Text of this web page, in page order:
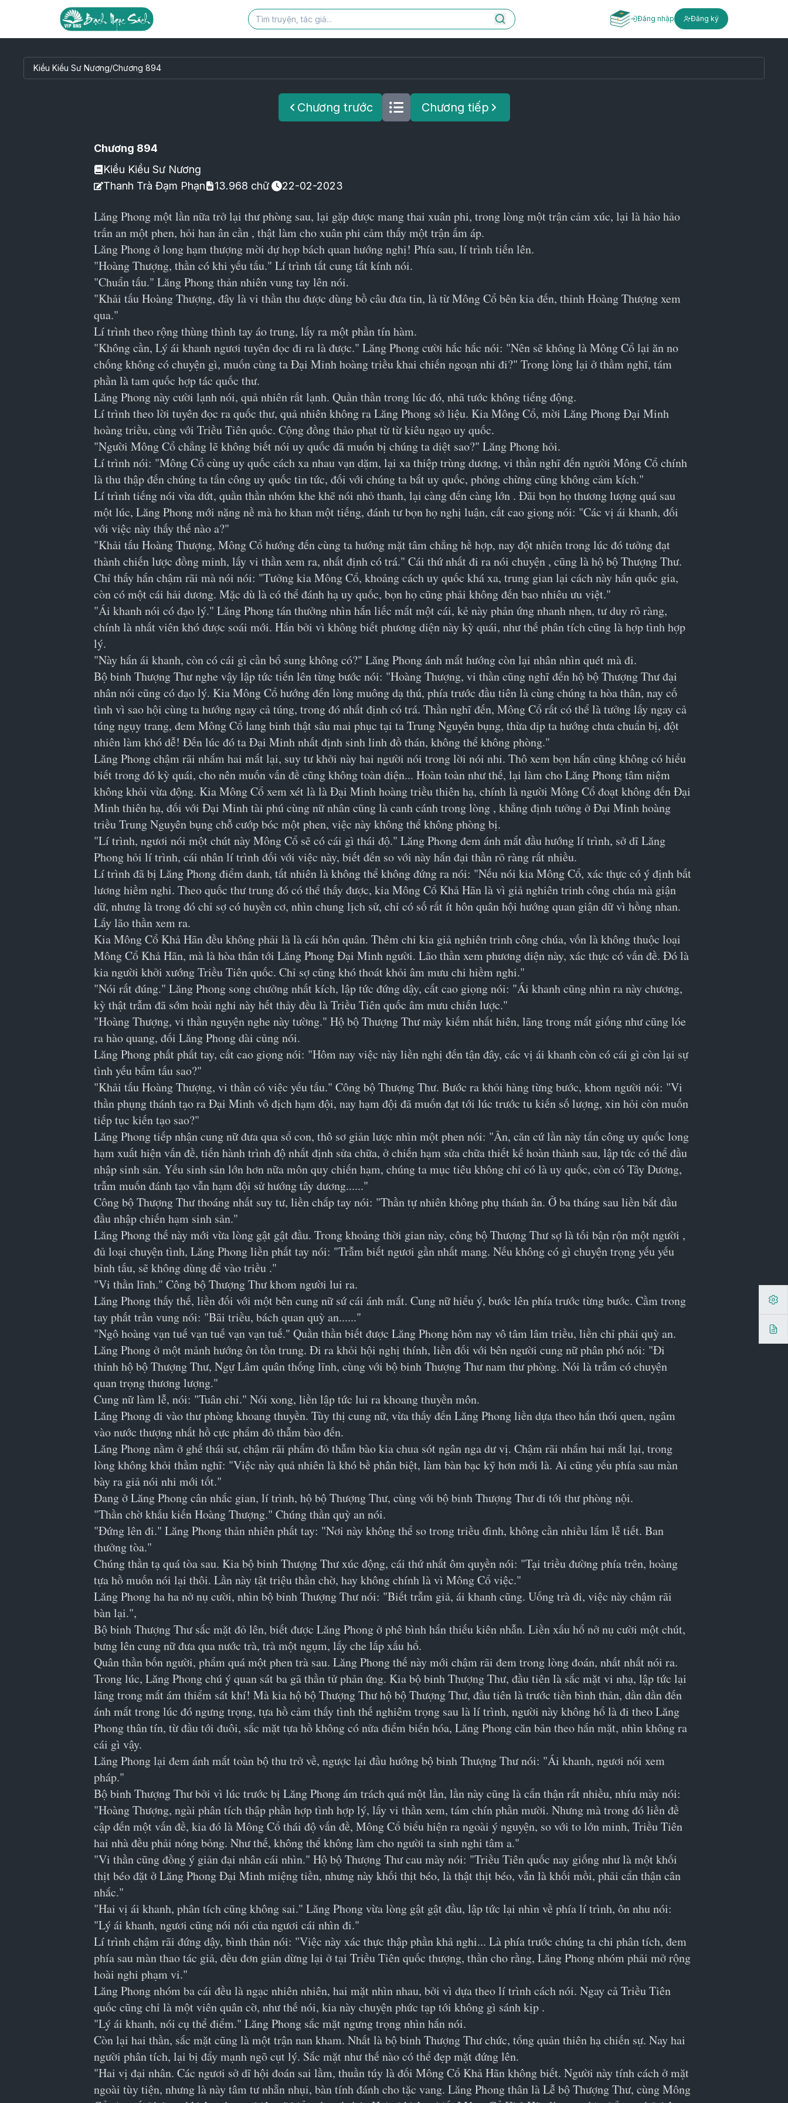
Đăng nhập Đăng ký
Kiều Kiều Sư Nương/Chương 894
Chương trước Chương tiếp
Chương 894
Kiều Kiều Sư Nương
Thanh Trà Đạm Phạn
13.968 chữ 22-02-2023
Lăng Phong một lần nữa trở lại thư phòng sau, lại gặp được mang thai xuân phi, trong lòng một trận cảm xúc, lại là hảo hảo
trấn an một phen, hỏi han ân cần , thật làm cho xuân phi cảm thấy một trận ấm áp.
Lăng Phong ở long hạm thượng mời dự họp bách quan hướng nghị! Phía sau, lí trình tiến lên.
"Hoàng Thượng, thần có khi yếu tấu." Lí trình tất cung tất kính nói.
"Chuẩn tấu." Lăng Phong thản nhiên vung tay lên nói.
"Khải tấu Hoàng Thượng, đây là vi thần thu được dùng bồ câu đưa tin, là từ Mông Cổ bên kia đến, thỉnh Hoàng Thượng xem
qua."
Lí trình theo rộng thùng thình tay áo trung, lấy ra một phần tín hàm.
"Không cần, Lý ái khanh ngươi tuyên đọc đi ra là được." Lăng Phong cười hắc hắc nói: "Nên sẽ không là Mông Cổ lại ăn no
chống không có chuyện gì, muốn cùng ta Đại Minh hoàng triều khai chiến ngoạn nhi đi?" Trong lòng lại ở thầm nghĩ, tám
phần là tam quốc hợp tác quốc thư.
Lăng Phong này cười lạnh nói, quả nhiên rất lạnh. Quần thần trong lúc đó, nhã tước không tiếng động.
Lí trình theo lời tuyên đọc ra quốc thư, quả nhiên không ra Lăng Phong sở liệu. Kia Mông Cổ, mời Lăng Phong Đại Minh
hoàng triều, cùng với Triều Tiên quốc. Cộng đồng thảo phạt từ từ kiêu ngạo uy quốc.
"Người Mông Cổ chẳng lẽ không biết nói uy quốc đã muốn bị chúng ta diệt sao?" Lăng Phong hỏi.
Lí trình nói: "Mông Cổ cùng uy quốc cách xa nhau vạn dặm, lại xa thiệp trùng dương, vi thần nghĩ đến người Mông Cổ chính
là thu thập đến chúng ta tấn công uy quốc tin tức, đối với chúng ta bắt uy quốc, phỏng chừng cũng không cảm kích."
Lí trình tiếng nói vừa dứt, quần thần nhóm khe khẽ nói nhỏ thanh, lại càng đến càng lớn . Đãi bọn họ thương lượng quá sau
một lúc, Lăng Phong mới nặng nề mà ho khan một tiếng, đánh tư bọn họ nghị luận, cất cao giọng nói: "Các vị ái khanh, đối
với việc này thấy thế nào a?"
"Khải tấu Hoàng Thượng, Mông Cổ hướng đến cùng ta hướng mặt tâm chẳng hề hợp, nay đột nhiên trong lúc đó tưởng đạt
thành chiến lược đồng minh, lấy vi thần xem ra, nhất định có trá." Cái thứ nhất đi ra nói chuyện , cũng là hộ bộ Thượng Thư.
Chỉ thấy hắn chậm rãi mà nói nói: "Tưởng kia Mông Cổ, khoảng cách uy quốc khá xa, trung gian lại cách này hắn quốc gia,
còn có một cái hải dương. Mặc dù là có thể đánh hạ uy quốc, bọn họ cũng phải không đến bao nhiêu ưu việt."
"Ái khanh nói có đạo lý." Lăng Phong tán thưởng nhìn hắn liếc mắt một cái, kẻ này phản ứng nhanh nhẹn, tư duy rõ ràng,
chính là nhất viên khó được soái mới. Hắn bởi vì không biết phương diện này kỳ quái, như thế phân tích cũng là hợp tình hợp
lý.
"Này hắn ái khanh, còn có cái gì cần bổ sung không có?" Lăng Phong ánh mắt hướng còn lại nhân nhìn quét mà đi.
Bộ binh Thượng Thư nghe vậy lập tức tiến lên từng bước nói: "Hoàng Thượng, vi thần cũng nghĩ đến hộ bộ Thượng Thư đại
nhân nói cũng có đạo lý. Kia Mông Cổ hướng đến lòng muông dạ thú, phía trước đầu tiên là cùng chúng ta hòa thân, nay cố
tình vì sao hội cùng ta hướng ngay cả túng, trong đó nhất định có trá. Thần nghĩ đến, Mông Cổ rất có thể là tưởng lấy ngay cả
túng ngụy trang, đem Mông Cổ lang binh thật sâu mai phục tại ta Trung Nguyên bụng, thừa dịp ta hướng chưa chuẩn bị, đột
nhiên làm khó dễ! Đến lúc đó ta Đại Minh nhất định sinh linh đồ thán, không thể không phòng."
Lăng Phong chậm rãi nhắm hai mắt lại, suy tư khởi này hai người nói trong lời nói nhi. Thô xem bọn hắn cũng không có hiểu
biết trong đó kỳ quái, cho nên muốn vấn đề cũng không toàn diện... Hoàn toàn như thế, lại làm cho Lăng Phong tâm niệm
không khỏi vừa động. Kia Mông Cổ xem xét là là Đại Minh hoàng triều thiên hạ, chính là người Mông Cổ đoạt không đến Đại
Minh thiên hạ, đối với Đại Minh tài phú cùng nữ nhân cũng là canh cánh trong lòng , khẳng định tưởng ở Đại Minh hoàng
triều Trung Nguyên bụng chỗ cướp bóc một phen, việc này không thể không phòng bị.
"Lí trình, ngươi nói một chút này Mông Cổ sẽ có cái gì thái độ." Lăng Phong đem ánh mắt đầu hướng lí trình, sở dĩ Lăng
Phong hỏi lí trình, cái nhân lí trình đối với việc này, biết đến so với này hắn đại thần rõ ràng rất nhiều.
Lí trình đã bị Lăng Phong điểm danh, tất nhiên là không thể không đứng ra nói: "Nếu nói kia Mông Cổ, xác thực có ý định bất
lương hiềm nghi. Theo quốc thư trung đó có thể thấy được, kia Mông Cổ Khả Hãn là vì giả nghiên trinh công chúa mà giận
dữ, nhưng là trong đó chỉ sợ có huyền cơ, nhìn chung lịch sử, chỉ có số rất ít hôn quân hội hướng quan giận dữ vì hồng nhan.
Lấy lão thần xem ra.
Kia Mông Cổ Khả Hãn đều không phải là là cái hôn quân. Thêm chi kia giả nghiên trinh công chúa, vốn là không thuộc loại
Mông Cổ Khả Hãn, mà là hòa thân tới Lăng Phong Đại Minh người. Lão thần xem phương diện này, xác thực có vấn đề. Đó là
kia người khởi xướng Triều Tiên quốc. Chỉ sợ cũng khó thoát khỏi âm mưu chi hiềm nghi."
"Nói rất đúng." Lăng Phong song chưởng nhất kích, lập tức đứng dậy, cất cao giọng nói: "Ái khanh cũng nhìn ra này chương,
kỳ thật trẫm đã sớm hoài nghi này hết thảy đều là Triều Tiên quốc âm mưu chiến lược."
"Hoàng Thượng, vi thần nguyện nghe này tường." Hộ bộ Thượng Thư mày kiếm nhất hiên, lãng trong mắt giống như cũng lóe
ra hào quang, đối Lăng Phong dài củng nói.
Lăng Phong phất phất tay, cất cao giọng nói: "Hôm nay việc này liền nghị đến tận đây, các vị ái khanh còn có cái gì còn lại sự
tình yếu bẩm tấu sao?"
"Khải tấu Hoàng Thượng, vi thần có việc yếu tấu." Công bộ Thượng Thư. Bước ra khỏi hàng từng bước, khom người nói: "Vi
thần phụng thánh tạo ra Đại Minh vô địch hạm đội, nay hạm đội đã muốn đạt tới lúc trước tu kiến số lượng, xin hỏi còn muốn
tiếp tục kiến tạo sao?"
Lăng Phong tiếp nhận cung nữ đưa qua sổ con, thô sơ giản lược nhìn một phen nói: "Ân, căn cứ lần này tấn công uy quốc long
hạm xuất hiện vấn đề, tiến hành trình độ nhất định sửa chữa, ở chiến hạm sửa chữa thiết kế hoàn thành sau, lập tức có thể đầu
nhập sinh sản. Yếu sinh sản lớn hơn nữa môn quy chiến hạm, chúng ta mục tiêu không chỉ có là uy quốc, còn có Tây Dương,
trẫm muốn đánh tạo vẫn hạm đội sử hướng tây dương......"
Công bộ Thượng Thư thoáng nhất suy tư, liền chắp tay nói: "Thần tự nhiên không phụ thánh ân. Ở ba tháng sau liền bắt đầu
đầu nhập chiến hạm sinh sản."
Lăng Phong thế này mới vừa lòng gật gật đầu. Trong khoảng thời gian này, công bộ Thượng Thư sợ là tối bận rộn một người ,
đủ loại chuyện tình, Lăng Phong liền phất tay nói: "Trẫm biết ngươi gần nhất mang. Nếu không có gì chuyện trọng yếu yếu
bỉnh tấu, sẽ không dùng để vào triều ."
"Vi thần lĩnh." Công bộ Thượng Thư khom người lui ra.
Lăng Phong thấy thế, liền đối với một bên cung nữ sứ cái ánh mắt. Cung nữ hiểu ý, bước lên phía trước từng bước. Cầm trong
tay phất trần vung nói: "Bãi triều, bách quan quỳ an......"
"Ngô hoàng vạn tuế vạn tuế vạn vạn tuế." Quần thần biết được Lăng Phong hôm nay vô tâm lâm triều, liền chỉ phải quỳ an.
Lăng Phong ở một mảnh hướng ôn tồn trung. Đi ra khỏi hội nghị thính, liền đối với bên người cung nữ phân phó nói: "Đi
thỉnh hộ bộ Thượng Thư, Ngự Lâm quân thống lĩnh, cùng với bộ binh Thượng Thư nam thư phòng. Nói là trẫm có chuyện
quan trọng thương lượng."
Cung nữ làm lễ, nói: "Tuân chỉ." Nói xong, liền lập tức lui ra khoang thuyền môn.
Lăng Phong đi vào thư phòng khoang thuyền. Tùy thị cung nữ, vừa thấy đến Lăng Phong liền dựa theo hắn thói quen, ngâm
vào nước thượng nhất hồ cực phẩm đỏ thẫm bào đến.
Lăng Phong nằm ở ghế thái sư, chậm rãi phẩm đỏ thẫm bào kia chua sót ngân nga dư vị. Chậm rãi nhắm hai mắt lại, trong
lòng không khỏi thầm nghĩ: "Việc này quả nhiên là khó bề phân biệt, làm bàn bạc kỹ hơn mới là. Ai cũng yếu phía sau màn
bày ra giả nói nhi mới tốt."
Đang ở Lăng Phong cân nhắc gian, lí trình, hộ bộ Thượng Thư, cùng với bộ binh Thượng Thư đi tới thư phòng nội.
"Thần chờ khấu kiến Hoàng Thượng." Chúng thần quỳ an nói.
"Đứng lên đi." Lăng Phong thản nhiên phất tay: "Nơi này không thể so trong triều đình, không cần nhiều lắm lễ tiết. Ban
thưởng tòa."
Chúng thần tạ quá tòa sau. Kia bộ binh Thượng Thư xúc động, cái thứ nhất ôm quyền nói: "Tại triều đường phía trên, hoàng
tựa hồ muốn nói lại thôi. Lần này tật triệu thần chờ, hay không chính là vì Mông Cổ việc."
Lăng Phong ha ha nở nụ cười, nhìn bộ binh Thượng Thư nói: "Biết trẫm giả, ái khanh cũng. Uống trà đi, việc này chậm rãi
bàn lại.",
Bộ binh Thượng Thư sắc mặt đỏ lên, biết được Lăng Phong ở phê bình hắn thiếu kiên nhẫn. Liền xấu hổ nở nụ cười một chút,
bưng lên cung nữ đưa qua nước trà, trà một ngụm, lấy che lấp xấu hổ.
Quân thần bốn người, phẩm quá một phen trà sau. Lăng Phong thế này mới chậm rãi đem trong lòng đoán, nhất nhất nói ra.
Trong lúc, Lăng Phong chú ý quan sát ba gã thần tử phản ứng. Kia bộ binh Thượng Thư, đầu tiên là sắc mặt vi nhạ, lập tức lại
lãng trong mắt ám thiểm sát khí! Mà kia hộ bộ Thượng Thư hộ bộ Thượng Thư, đầu tiên là trước tiền bình thản, dần dần đến
ánh mắt trong lúc đó ngưng trọng, tựa hồ cảm thấy tình thế nghiêm trọng sau là lí trình, người này không hổ là đi theo Lăng
Phong thân tín, từ đầu tới đuôi, sắc mặt tựa hồ không có nửa điểm biến hóa, Lăng Phong căn bản theo hắn mặt, nhìn không ra
cái gì vậy.
Lăng Phong lại đem ánh mắt toàn bộ thu trở về, ngược lại đầu hướng bộ binh Thượng Thư nói: "Ái khanh, ngươi nói xem
pháp."
Bộ binh Thượng Thư bởi vì lúc trước bị Lăng Phong ám trách quá một lần, lần này cũng là cẩn thận rất nhiều, nhíu mày nói:
"Hoàng Thượng, ngài phân tích thập phần hợp tình hợp lý, lấy vi thần xem, tám chín phần mười. Nhưng mà trong đó liền đề
cập đến một vấn đề, kia đó là Mông Cổ thái độ vấn đề, Mông Cổ biểu hiện ra ngoài ý nguyện, so với to lớn minh, Triều Tiên
hai nhà đều phải nóng bỏng. Như thế, không thể không làm cho người ta sinh nghi tâm a."
"Vi thần cũng đồng ý giản đại nhân cái nhìn." Hộ bộ Thượng Thư cau mày nói: "Triều Tiên quốc nay giống như là một khối
thịt béo đặt ở Lăng Phong Đại Minh miệng tiền, nhưng này khối thịt béo, là thật thịt béo, vẫn là khối mồi, phải cẩn thận cân
nhắc."
"Hai vị ái khanh, phân tích cũng không sai." Lăng Phong vừa lòng gật gật đầu, lập tức lại nhìn về phía lí trình, ôn nhu nói:
"Lý ái khanh, ngươi cũng nói nói của ngươi cái nhìn đi."
Lí trình chậm rãi đứng dậy, bình thản nói: "Việc này xác thực thập phần khả nghi... Là phía trước chúng ta chi phân tích, đem
phía sau màn thao tác giả, đều đơn giản dừng lại ở tại Triều Tiên quốc thượng, thần cho rằng, Lăng Phong nhóm phải mở rộng
hoài nghi phạm vi."
Lăng Phong nhóm ba cái đều là ngạc nhiên nhiên, hai mặt nhìn nhau, bởi vì dựa theo lí trình cách nói. Ngay cả Triều Tiên
quốc cũng chỉ là một viên quân cờ, như thế nói, kia này chuyện phức tạp tới không gì sánh kịp .
"Lý ái khanh, nói cụ thể điểm." Lăng Phong sắc mặt ngưng trọng nhìn hắn nói.
Còn lại hai thần, sắc mặt cũng là một trận nan kham. Nhất là bộ binh Thượng Thư chức, tổng quản thiên hạ chiến sự. Nay hai
người phân tích, lại bị đẩy mạnh ngõ cụt lý. Sắc mặt như thế nào có thể đẹp mặt đứng lên.
"Hai vị đại nhân. Các ngươi sở dĩ hội đoán sai lầm, thuần túy là đối Mông Cổ Khả Hãn không biết. Người này tính cách ở mặt
ngoài tùy tiện, nhưng là này tâm tư nhẵn nhụi, bàn tính đánh cho tặc vang. Lăng Phong thân là Lễ bộ Thượng Thư, cùng Mông